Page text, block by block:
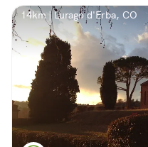
14km | Lurago d'Erba, CO